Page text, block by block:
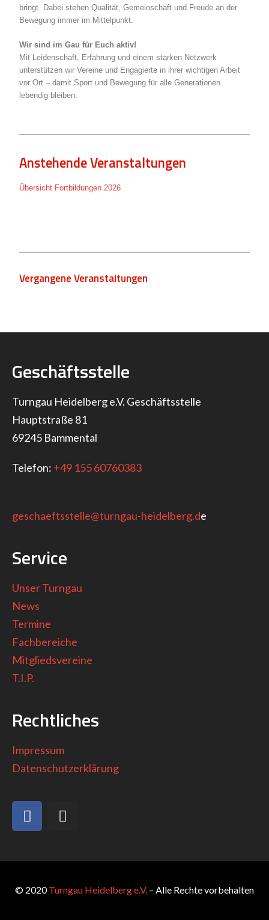
bringt. Dabei stehen Qualität, Gemeinschaft und Freude an der
Bewegung immer im Mittelpunkt.
Wir sind im Gau für Euch aktiv!
Mit Leidenschaft, Erfahrung und einem starken Netzwerk
unterstützen wir Vereine und Engagierte in ihrer wichtigen Arbeit
vor Ort – damit Sport und Bewegung für alle Generationen
lebendig bleiben.
Anstehende Veranstaltungen
Übersicht Fortbildungen 2026
Vergangene Veranstaltungen
Geschäftsstelle
Turngau Heidelberg e.V. Geschäftsstelle
Hauptstraße 81
69245 Bammental
Telefon: +49 155 60760383
geschaeftsstelle@turngau-heidelberg.de
Service
Unser Turngau
News
Termine
Fachbereiche
Mitgliedsvereine
T.I.P.
Rechtliches
Impressum
Datenschutzerklärung
© 2020Turngau Heidelberg e.V. – Alle Rechte vorbehalten